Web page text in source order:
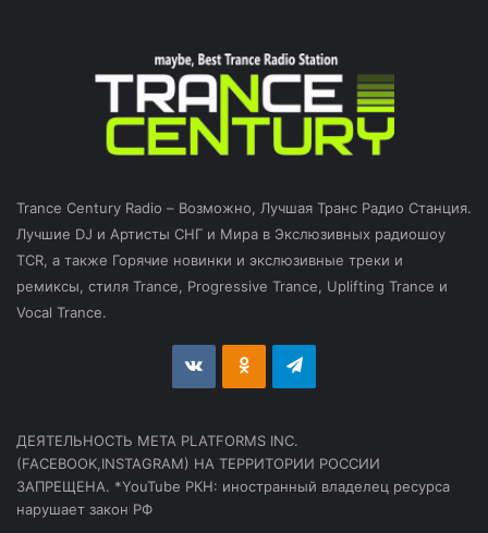
Trance Century Radio – Возможно, Лучшая Транс Радио Станция.
Лучшие DJ и Артисты СНГ и Мира в Экслюзивных радиошоу
TCR, а также Горячие новинки и экслюзивные треки и
ремиксы, стиля Trance, Progressive Trance, Uplifting Trance и
Vocal Trance.
vk.com Odnoklassniki
Telegram
ДЕЯТЕЛЬНОСТЬ МЕТА PLATFORMS INC.
(FACEBOOK,INSTAGRAM) НА ТЕРРИТОРИИ РОССИИ
ЗАПРЕЩЕНА. *YouTube РКН: иностранный владелец ресурса
нарушает закон РФ